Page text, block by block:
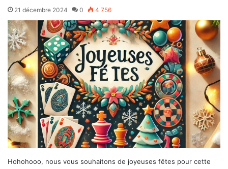
21 décembre 2024 0 4 756
Hohohooo, nous vous souhaitons de joyeuses fêtes pour cette